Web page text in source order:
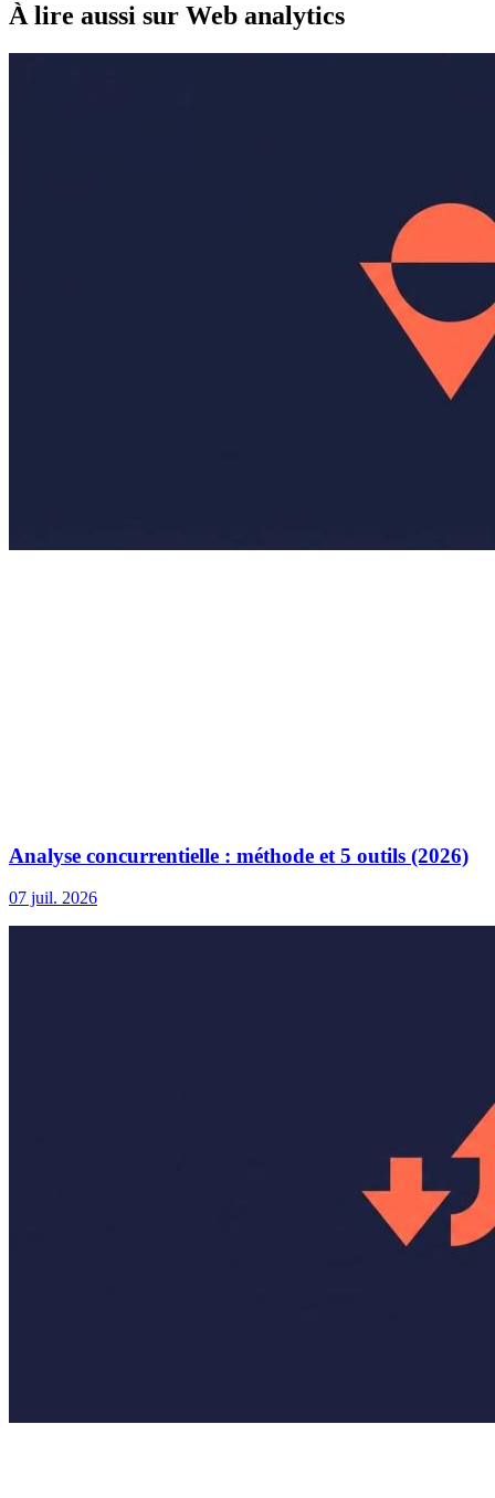
À lire aussi sur Web analytics
Analyse concurrentielle : méthode et 5 outils (2026)
07 juil. 2026